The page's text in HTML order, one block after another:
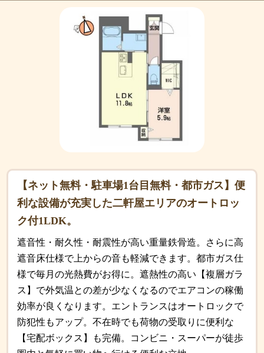
【ネット無料・駐車場1台目無料・都市ガス】便
利な設備が充実した二軒屋エリアのオートロッ
ク付1LDK。
遮音性・耐久性・耐震性が高い重量鉄骨造。さらに高
遮音床仕様で上からの音も軽減できます。都市ガス仕
様で毎月の光熱費がお得に。遮熱性の高い【複層ガラ
ス】で外気温との差が少なくなるのでエアコンの稼働
効率が良くなります。エントランスはオートロックで
防犯性もアップ。不在時でも荷物の受取りに便利な
【宅配ボックス】も完備。コンビニ・スーパーが徒歩